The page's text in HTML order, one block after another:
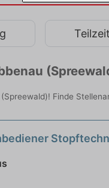
Teilzeit
Finde